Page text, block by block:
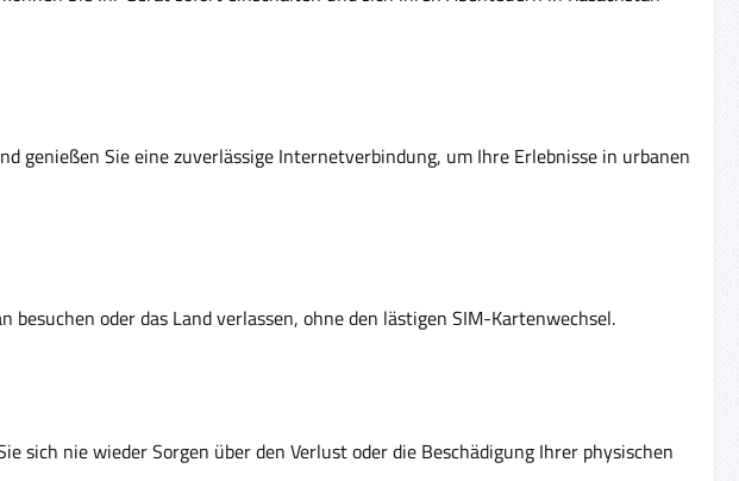
genießen Sie eine zuverlässige Internetverbindung, um Ihre Erlebnisse in urbanen
besuchen oder das Land verlassen, ohne den lästigen SIM-Kartenwechsel.
sich nie wieder Sorgen über den Verlust oder die Beschädigung Ihrer physischen